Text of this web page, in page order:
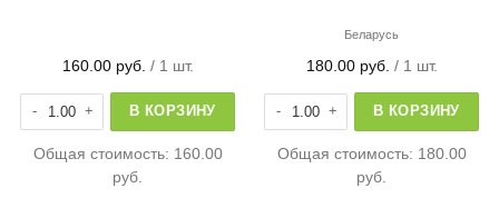
160.00 руб. / 1 шт.
Количество товара Ягодная шкатулка
В КОРЗИНУ
Общая стоимость: 160.00
руб.
Беларусь
180.00 руб. / 1 шт.
Количество товара Фруктовый
В КОРЗИНУ
Общая стоимость: 180.00
руб.
голубика, физалис большое